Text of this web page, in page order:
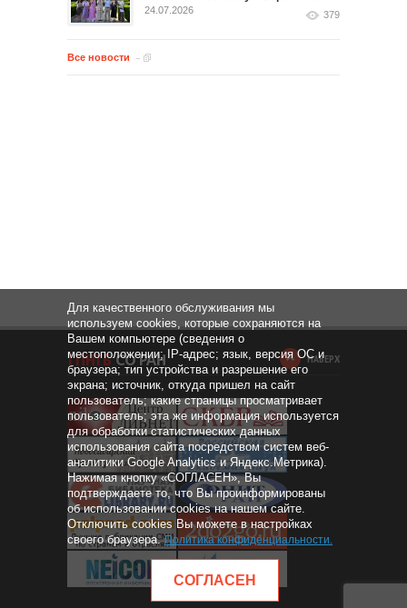
24.07.2026 379
Все новости
НАВЕРХ
Для качественного обслуживания мы
используем cookies, которые сохраняются на
Вашем компьютере (сведения о
местоположении; IP-адрес; язык, версия ОС и
браузера; тип устройства и разрешение его
экрана; источник, откуда пришел на сайт
пользователь; какие страницы просматривает
пользователь; эта же информация используется
для обработки статистических данных
использования сайта посредством систем веб-
аналитики Google Analytics и Яндекс.Метрика).
Нажимая кнопку «СОГЛАСЕН», Вы
подтверждаете то, что Вы проинформированы
об использовании cookies на нашем сайте.
Отключить cookies Вы можете в настройках
своего браузера.Политика конфиденциальности.
СОГЛАСЕН